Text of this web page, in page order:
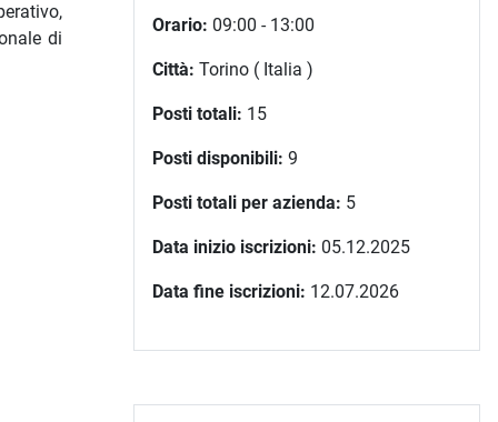
di
Orario: 09:00 - 13:00
Città: Torino ( Italia )
Posti totali: 15
Posti disponibili: 9
Posti totali per azienda: 5
Data inizio iscrizioni: 05.12.2025
Data fine iscrizioni: 12.07.2026